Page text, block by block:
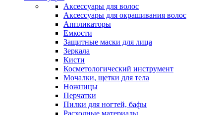
Аксессуары для волос
Аксессуары для окрашивания волос
Аппликаторы
Емкости
Защитные маски для лица
Зеркала
Кисти
Косметологический инструмент
Мочалки, щетки для тела
Ножницы
Перчатки
Пилки для ногтей, бафы